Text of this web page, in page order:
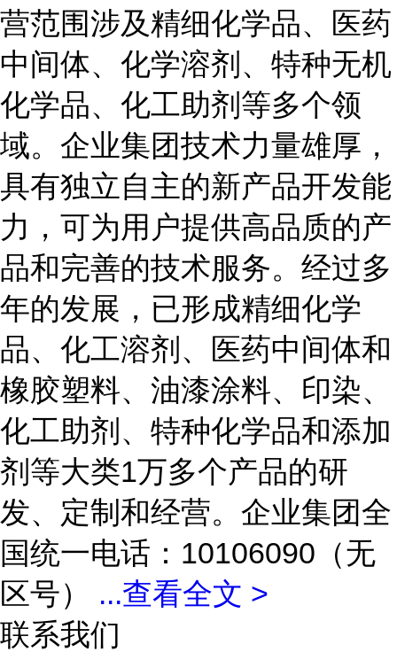
营范围涉及精细化学品、医药
中间体、化学溶剂、特种无机
化学品、化工助剂等多个领
域。企业集团技术力量雄厚，
具有独立自主的新产品开发能
力，可为用户提供高品质的产
品和完善的技术服务。经过多
年的发展，已形成精细化学
品、化工溶剂、医药中间体和
橡胶塑料、油漆涂料、印染、
化工助剂、特种化学品和添加
剂等大类1万多个产品的研
发、定制和经营。企业集团全
国统一电话：10106090（无
区号） ...查看全文 >
联系我们